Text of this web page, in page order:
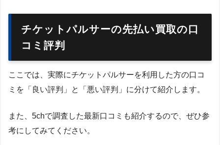
チケットパルサーの先払い買取の口
コミ評判
ここでは、実際にチケットパルサーを利用した方の口コ
ミを「良い評判」と「悪い評判」に分けて紹介します。
また、5chで調査した最新口コミも紹介するので、ぜひ参
考にしてみてください。